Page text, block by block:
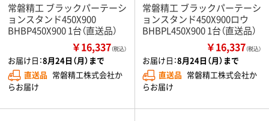
常磐精工 ブラックパーテーシ
ョンスタンド450X900
BHBP450X900 1台（直送品）
￥16,337（税込）
お届け日：8月24日（月）まで
直送品 常磐精工株式会社か
らお届け
常磐精工 ブラックパーテーシ
ョンスタンド450X900ロウ
BHBPL450X900 1台（直送品）
￥16,337（税込）
お届け日：8月24日（月）まで
直送品 常磐精工株式会社か
らお届け